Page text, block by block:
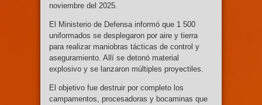
noviembre del 2025.
El Ministerio de Defensa informó que 1 500
uniformados se desplegaron por aire y tierra
para realizar maniobras tácticas de control y
aseguramiento. Allí se detonó material
explosivo y se lanzaron múltiples proyectiles.
El objetivo fue destruir por completo los
campamentos, procesadoras y bocaminas que